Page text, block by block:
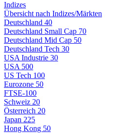
Indizes
Übersicht nach Indizes/Märkten
Deutschland 40
Deutschland Small Cap 70
Deutschland Mid Cap 50
Deutschland Tech 30
USA Industrie 30
USA 500
US Tech 100
Eurozone 50
FTSE-100
Schweiz 20
Österreich 20
Japan 225
Hong Kong 50